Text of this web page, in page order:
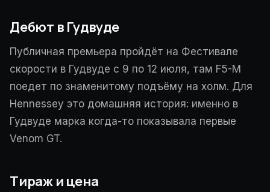
Дебют в Гудвуде
Публичная премьера пройдёт на Фестивале
скорости в Гудвуде с 9 по 12 июля, там F5-M
поедет по знаменитому подъёму на холм. Для
Hennessey это домашняя история: именно в
Гудвуде марка когда-то показывала первые
Venom GT.
Тираж и цена